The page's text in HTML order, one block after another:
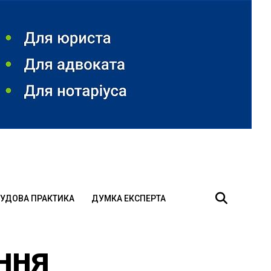
ПРАКТИКА ДУМКА ЕКСПЕРТА